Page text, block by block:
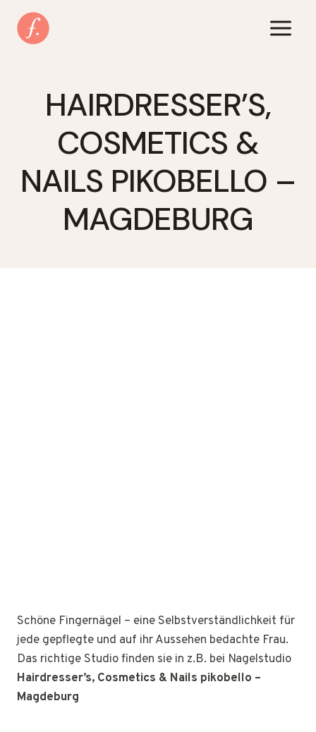
Inhalt
springen
HAIRDRESSER’S,
COSMETICS &
NAILS PIKOBELLO –
MAGDEBURG
Schöne Fingernägel – eine Selbstverständlichkeit für
jede gepflegte und auf ihr Aussehen bedachte Frau.
Das richtige Studio finden sie in z.B. bei Nagelstudio
Hairdresser’s, Cosmetics & Nails pikobello –
Magdeburg